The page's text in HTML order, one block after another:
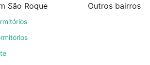
imóvel?
no topo para pesquisar por
os filtros como quantidade de
São Roque Outros bairros